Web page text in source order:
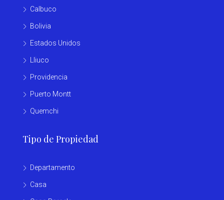
Calbuco
Bolivia
Estados Unidos
Lliuco
Providencia
Puerto Montt
Quemchi
Tipo de Propiedad
Departamento
Casa